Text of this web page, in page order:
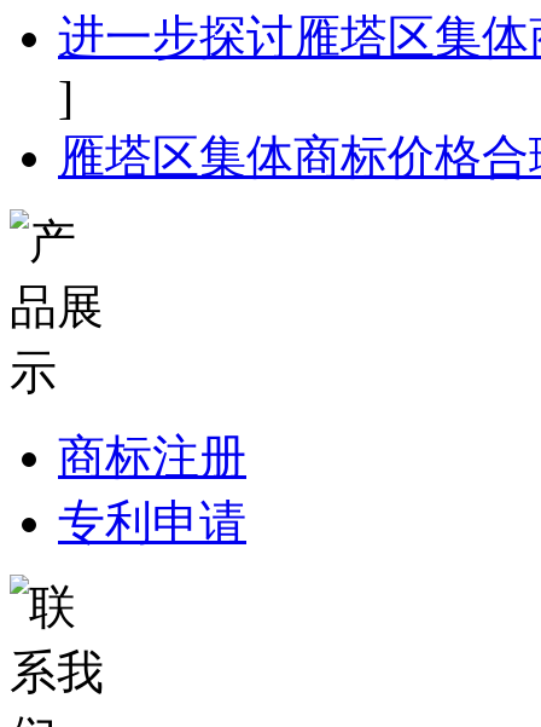
进一步探讨雁塔区集
]
雁塔区集体商标价格
商标注册
专利申请